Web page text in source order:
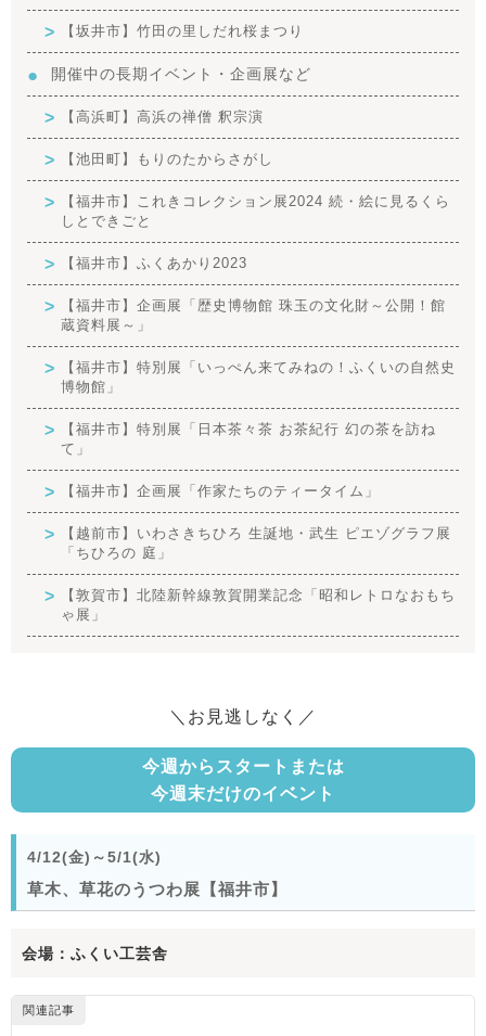
【坂井市】竹田の里しだれ桜まつり
開催中の長期イベント・企画展など
【高浜町】高浜の禅僧 釈宗演
【池田町】もりのたからさがし
【福井市】これきコレクション展2024 続・絵に見るくら
しとできごと
【福井市】ふくあかり2023
【福井市】企画展「歴史博物館 珠玉の文化財～公開！館
蔵資料展～」
【福井市】特別展「いっぺん来てみねの！ふくいの自然史
博物館」
【福井市】特別展「日本茶々茶 お茶紀行 幻の茶を訪ね
て」
【福井市】企画展「作家たちのティータイム」
【越前市】いわさきちひろ 生誕地・武生 ピエゾグラフ展
「ちひろの 庭」
【敦賀市】北陸新幹線敦賀開業記念「昭和レトロなおもち
ゃ展」
＼お見逃しなく／
今週からスタートまたは
今週末だけのイベント
4/12(金)～5/1(水)
草木、草花のうつわ展【福井市】
会場：ふくい工芸舎